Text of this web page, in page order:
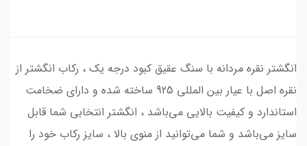
انگشتر نقره مردانه با سنگ عقیق کبود درجه یک ، رکاب انگشتر از
نقره اصل با عیار بین المللی 925 ساخته شده و دارای ضخامت
استاندارد و کیفیت بالایی می‌باشد ، انگشتر انتخابی شما قابل
سایز می‌باشد و شما می‌توانید از منوی بالا ، سایز رکاب خود را